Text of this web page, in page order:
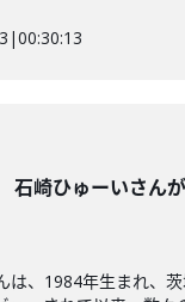
|00:30:13
石崎ひゅーいさん
は、1984年生まれ、